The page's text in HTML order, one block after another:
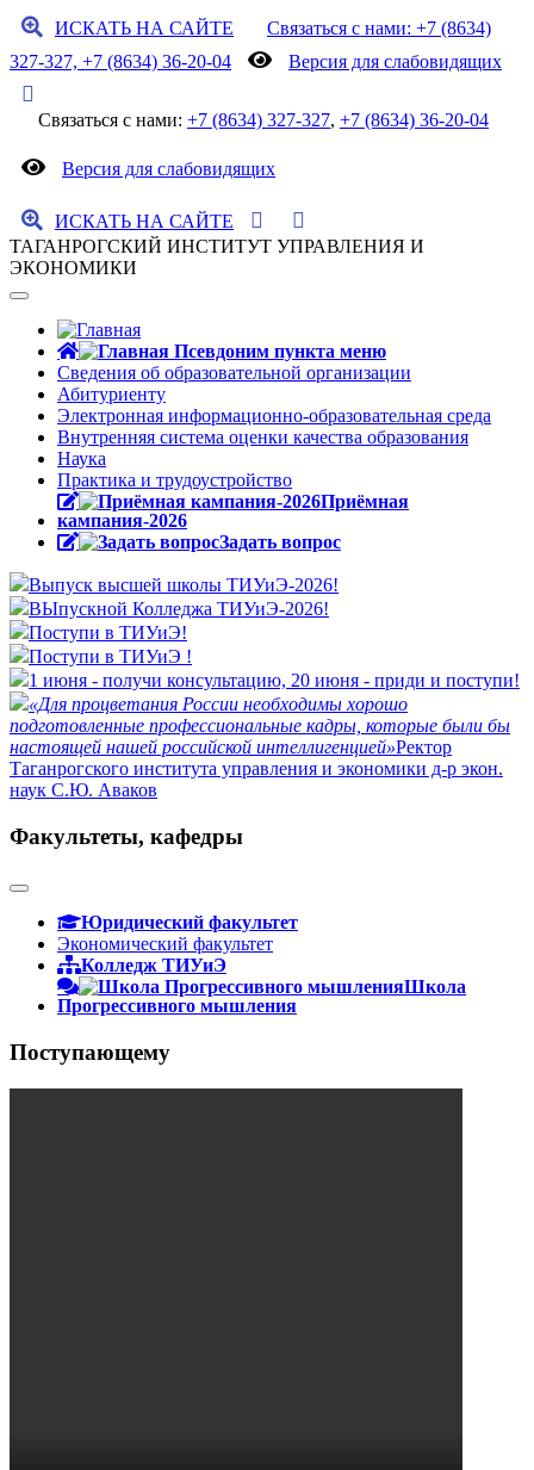
ИСКАТЬ НА САЙТЕ
Связаться с нами: +7 (8634)
327-327, +7 (8634) 36-20-04
Версия для слабовидящих
Связаться с нами: +7 (8634) 327-327, +7 (8634) 36-20-04
Версия для слабовидящих
ИСКАТЬ НА САЙТЕ
ТАГАНРОГСКИЙ ИНСТИТУТ УПРАВЛЕНИЯ И
ЭКОНОМИКИ
Сведения об образовательной организации
Абитуриенту
Электронная информационно-образовательная среда
Внутренняя система оценки качества образования
Наука
Практика и трудоустройство
Приёмная
кампания-2026
Задать вопрос
Выпуск высшей школы ТИУиЭ-2026!
ВЫпускной Колледжа ТИУиЭ-2026!
Поступи в ТИУиЭ!
Поступи в ТИУиЭ !
1 июня - получи консультацию, 20 июня - приди и поступи!
«Для процветания России необходимы хорошо
подготовленные профессиональные кадры, которые были бы
настоящей нашей российской интеллигенцией»Ректор
Таганрогского института управления и экономики д-р экон.
наук С.Ю. Аваков
Факультеты, кафедры
Юридический факультет
Экономический факультет
Колледж ТИУиЭ
Школа
Прогрессивного мышления
Поступающему